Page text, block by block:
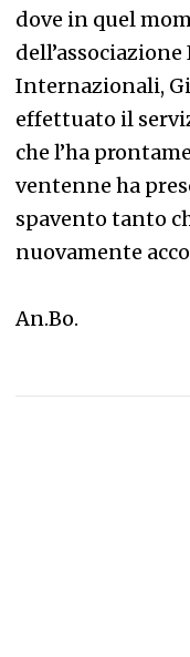
dove in quel
Internazionali,
effettuato il
che l’ha
ventenne ha
spavento tanto
nuovamente
An.Bo.